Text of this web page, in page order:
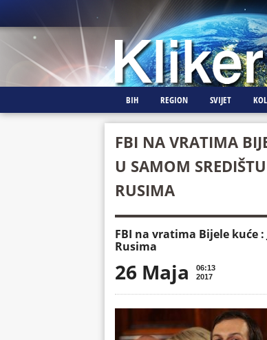
BIH REGION SVIJET
FBI NA VRATIMA
U SAMOM
RUSIMA
FBI na vratima Bijele kuće
Rusima
26 Maja
06:13
2017